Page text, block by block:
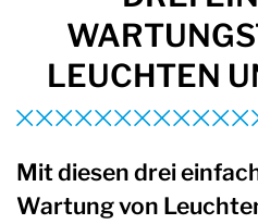
LEUCHTEN
Mit diesen drei
Wartung von